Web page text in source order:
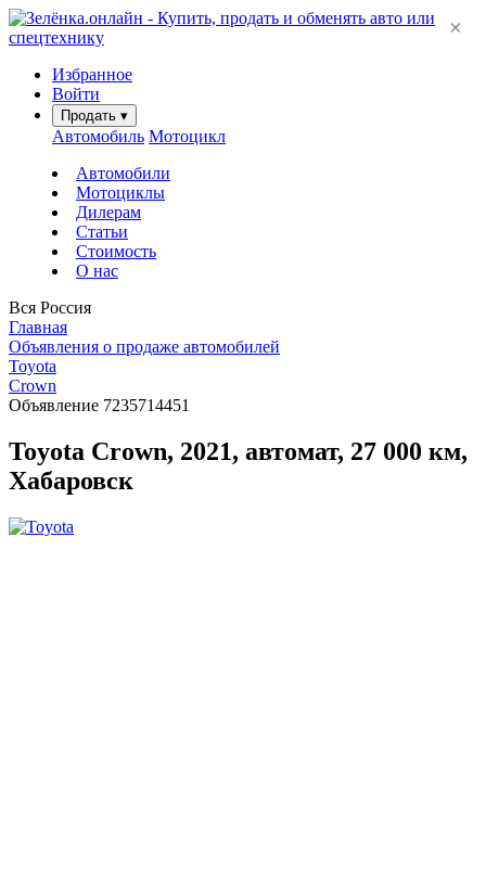
Избранное
Войти
Продать ▾
Автомобиль Мотоцикл
Автомобили
Мотоциклы
Дилерам
Статьи
Стоимость
О нас
Вся Россия
Главная
Объявления о продаже автомобилей
Toyota
Crown
Объявление 7235714451
Toyota Crown, 2021, автомат, 27 000 км,
Хабаровск
×